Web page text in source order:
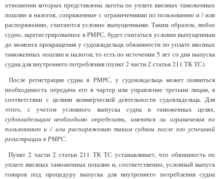
отношении которых представлены льготы по уплате ввозных таможенных
пошлин и налогов, сопряженные с ограничениями по пользованию и / или
распоряжению, считаются условно выпущенными. Таким образом, любое
судно, зарегистрированное в РМРС, будет считаться условно выпущенным
до момента прекращения у судовладельца обязанности по уплате ввозных
таможенных пошлин и налогов, то есть по истечении 5 лет со дня выпуска
судна для внутреннего потребления (пункт 2 части 2 статьи 211 ТК ТС).
После регистрации судна в РМРС, у судовладельца может появиться
необходимость передачи его в чартер или управление третьим лицам, в
соответствии с целями коммерческой деятельности судовладельца. Для
этого, с учетом условного выпуска судна в таможенных целях,
судовладельцам необходимо определить, имеются ли ограничения по
пользованию и / или распоряжению таким судном после его успешной
регистрации в РМРС.
Пункт 2 части 2 статьи 211 ТК ТС устанавливает, что обязанность по
уплате ввозных таможенных пошлин и, соответственно, условный выпуск
товаров под процедуру выпуска для внутреннего потребления судна